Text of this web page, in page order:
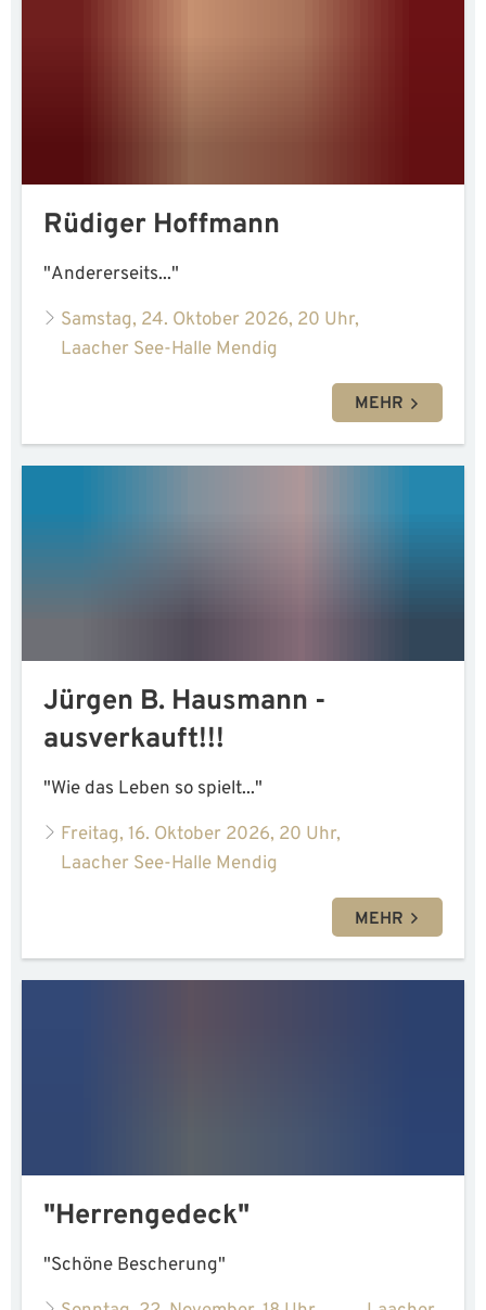
Rüdiger Hoffmann
"Andererseits..."
Samstag, 24. Oktober 2026, 20 Uhr,
Laacher See-Halle Mendig
MEHR
Jürgen B. Hausmann -
ausverkauft!!!
"Wie das Leben so spielt..."
Freitag, 16. Oktober 2026, 20 Uhr,
Laacher See-Halle Mendig
MEHR
"Herrengedeck"
"Schöne Bescherung"